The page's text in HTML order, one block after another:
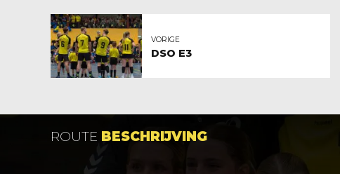
VORIGE
DSO E3
ROUTE BESCHRIJVING